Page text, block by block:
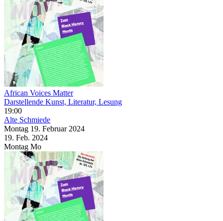
African Voices Matter
Darstellende Kunst, Literatur, Lesung
19:00
Alte Schmiede
Montag 19. Februar 2024
19. Feb. 2024
Montag Mo